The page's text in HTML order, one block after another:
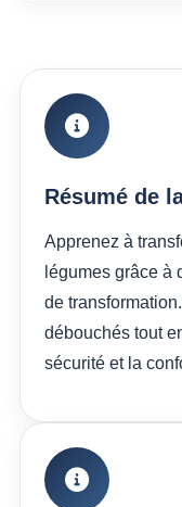
Résumé de
Apprenez à
légumes grâce à
de
débouchés tout
sécurité et la